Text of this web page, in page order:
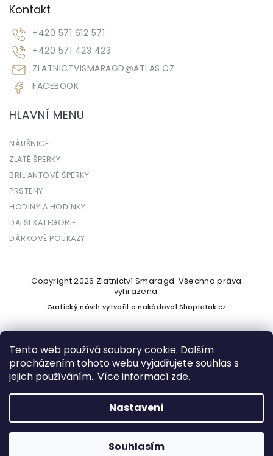
Tento web používá soubory cookie. Dalším
procházením tohoto webu vyjadřujete souhlas s
jejich používáním.. Více informací zde.
Nastavení
Souhlasím
Kontakt
ZLATNICTVISMARAGD@ATLAS.CZ
+420 571 612 571
+420 571 423 423
FACEBOOK
HLAVNÍ MENU
NÁUŠNICE
ZLATÉ ŠPERKY
BRILIANTOVÉ ŠPERKY
PRSTENY
HODINY A HODINKY
DALŠÍ KATEGORIE
DÁRKOVÉ POUKAZY
Vytvořil Shoptet
Copyright 2026 Zlatnictví Smaragd. Všechna práva
vyhrazena.
Grafický návrh vytvořil a nakódovalShoptetak.cz
Podle zákona o evidenci tržeb je prodávající povinen vystavit
kupujícímu účtenku. Zároveň je povinen zaevidovat přijatou
tržbu u správce daně online; v případě technického výpadku
pak nejpozději do 48 hodin.